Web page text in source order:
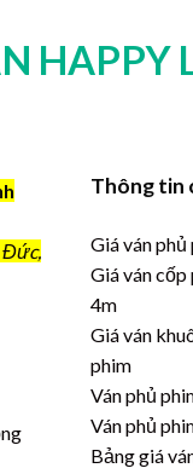
HAPPY
Đức,
Thông tin
Giá ván phủ
Giá ván cốp
4m
Giá ván
phim
Ván phủ
Ván phủ
Bảng giá